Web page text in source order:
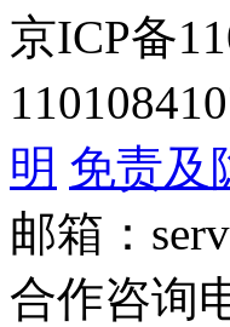
京ICP备
明 免责及
邮箱：
合作咨询